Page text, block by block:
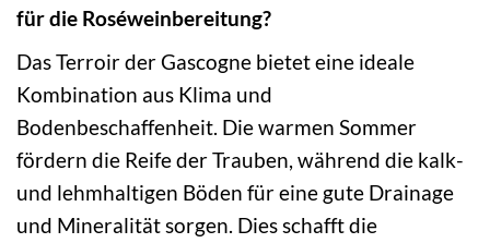
für die Roséweinbereitung?
Das Terroir der Gascogne bietet eine ideale
Kombination aus Klima und
Bodenbeschaffenheit. Die warmen Sommer
fördern die Reife der Trauben, während die kalk-
und lehmhaltigen Böden für eine gute Drainage
und Mineralität sorgen. Dies schafft die